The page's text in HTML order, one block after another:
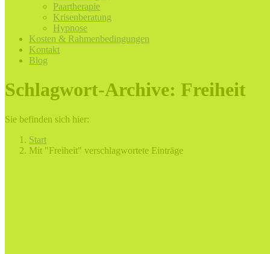
Paartherapie
Krisenberatung
Hypnose
Kosten & Rahmenbedingungen
Kontakt
Blog
Schlagwort-Archive: Freiheit
Sie befinden sich hier:
Start
Mit "Freiheit" verschlagwortete Einträge